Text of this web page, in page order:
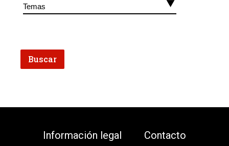
Información legal
Contacto